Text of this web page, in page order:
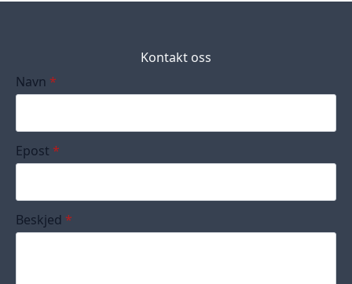
Kontakt oss
Navn *
Epost *
Beskjed *